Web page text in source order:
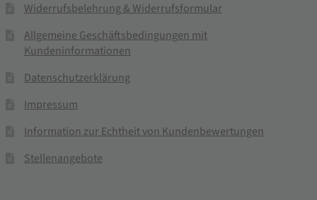
Widerrufsbelehrung & Widerrufsformular
Allgemeine Geschäftsbedingungen mit
Kundeninformationen
Datenschutzerklärung
Impressum
Information zur Echtheit von Kundenbewertungen
Stellenangebote